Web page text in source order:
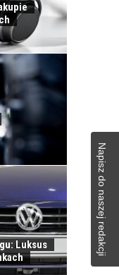
Luksus
Napisz do naszej redakcji